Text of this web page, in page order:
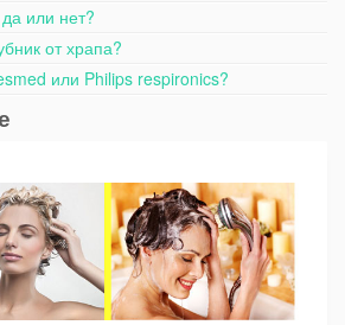
или нет?
от храпа?
или Philips respironics?